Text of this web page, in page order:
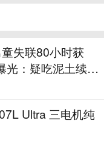
失联80小时获
光：疑吃泥土续
附近错过多找3天
Ultra 三电机纯